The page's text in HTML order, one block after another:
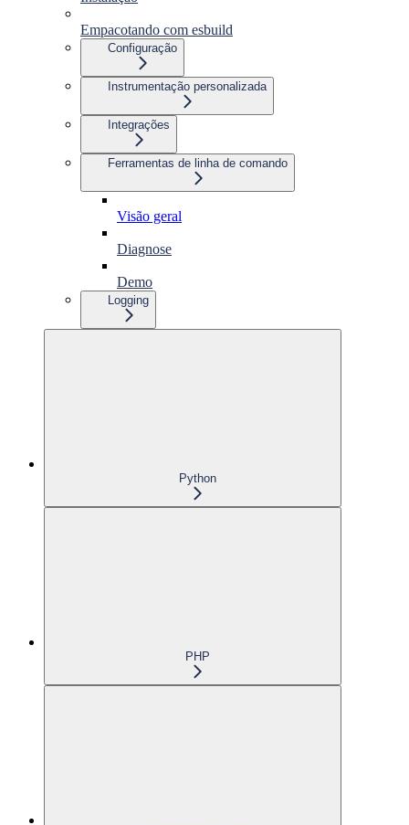
Empacotando com esbuild
Configuração
Instrumentação personalizada
Integrações
Ferramentas de linha de comando
Visão geral
Diagnose
Demo
Logging
Python
PHP